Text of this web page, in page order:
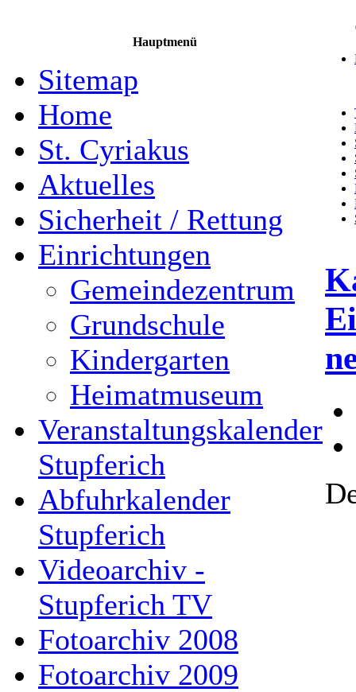
Hauptmenü
Sitemap
Home
St. Cyriakus
Aktuelles
Sicherheit / Rettung
Einrichtungen
Gemeindezentrum
Grundschule
Kindergarten
Heimatmuseum
Veranstaltungskalender
Stupferich
Abfuhrkalender
Stupferich
Videoarchiv -
Stupferich TV
Fotoarchiv 2008
Fotoarchiv 2009